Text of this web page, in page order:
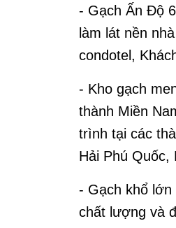
- Gạch Ấn Độ
làm lát nền
condotel,
- Kho gạch
thành Miền
trình tại các
Hải Phú Quốc,
- Gạch khổ lớn
chất lượng và